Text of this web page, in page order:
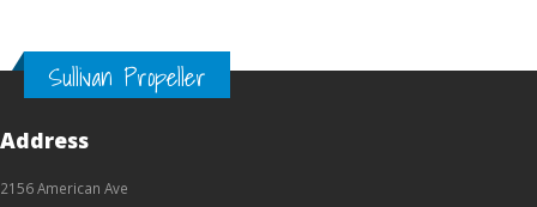
Sullivan Propeller
Address
2156 American Ave